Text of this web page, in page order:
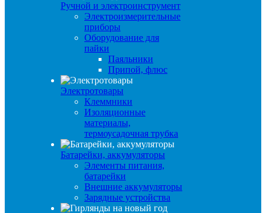
Ручной и электроинструмент
Электроизмерительные
приборы
Оборудование для
пайки
Паяльники
Припой, флюс
Электротовары
Клеммники
Изоляционные
материалы,
термоусадочная трубка
Батарейки, аккумуляторы
Элементы питания,
батарейки
Внешние аккумуляторы
Зарядные устройства